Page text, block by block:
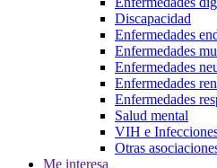
Discapacidad
Enfermedades
Enfermedades
Enfermedades
Enfermedades
Enfermedades
Salud mental
VIH e
Otras
Me interesa